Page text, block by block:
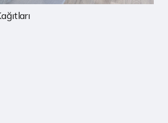
Çocuk Odası Duvar Kağıtları